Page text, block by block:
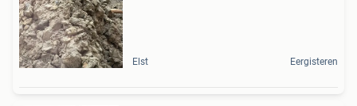
Elst Eergisteren